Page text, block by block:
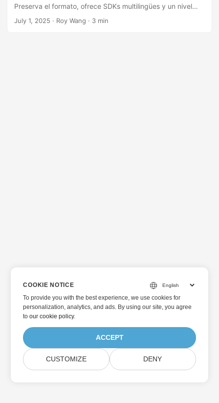
Preserva el formato, ofrece SDKs multilingües y un nivel
gratuito. Solución de nivel empresarial para análisis de
July 1, 2025 · Roy Wang · 3 min
COOKIE NOTICE
To provide you with the best experience, we use cookies for
personalization, analytics, and ads. By using our site, you agree
toour cookie policy.
ACCEPT
CUSTOMIZE DENY